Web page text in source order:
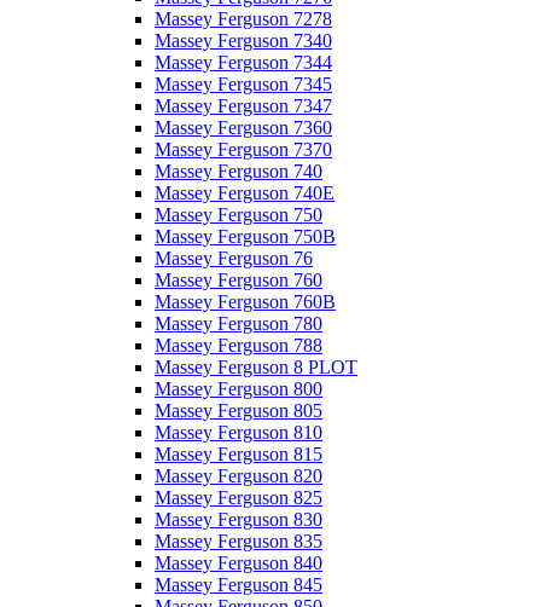
Massey Ferguson 7278
Massey Ferguson 7340
Massey Ferguson 7344
Massey Ferguson 7345
Massey Ferguson 7347
Massey Ferguson 7360
Massey Ferguson 7370
Massey Ferguson 740
Massey Ferguson 740E
Massey Ferguson 750
Massey Ferguson 750B
Massey Ferguson 76
Massey Ferguson 760
Massey Ferguson 760B
Massey Ferguson 780
Massey Ferguson 788
Massey Ferguson 8 PLOT
Massey Ferguson 800
Massey Ferguson 805
Massey Ferguson 810
Massey Ferguson 815
Massey Ferguson 820
Massey Ferguson 825
Massey Ferguson 830
Massey Ferguson 835
Massey Ferguson 840
Massey Ferguson 845